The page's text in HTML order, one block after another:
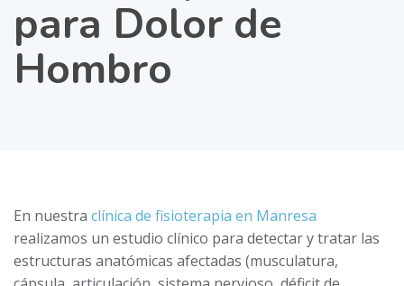
para Dolor de
Hombro
En nuestra clínica de fisioterapia en Manresa
realizamos un estudio clínico para detectar y tratar las
estructuras anatómicas afectadas (musculatura,